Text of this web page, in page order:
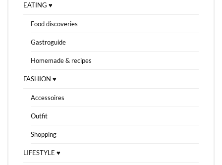
EATING ♥
Food discoveries
Gastroguide
Homemade & recipes
FASHION ♥
Accessoires
Outfit
Shopping
LIFESTYLE ♥